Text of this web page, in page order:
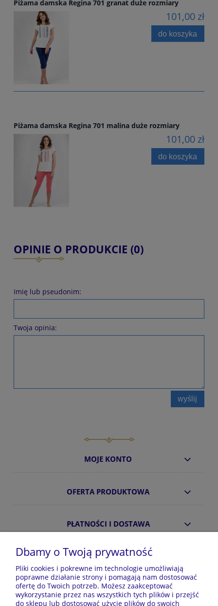
Piżama damska Regina 701 granat duże rozmiary
101,00 zł
do koszyka
Piżama damska Regina 701 malina duże rozmiary
101,00 zł
do koszyka
OPINIE O PRODUKCIE (0)
Imię lub pseudonim:
Twoja opinia:
wyślij
MOJE KONTO
OFERTA PRODUKTOWA
PŁATNOŚCI I DOSTAWA
INFORMACJE
O NAS
Dbamy o Twoją prywatność
Pliki cookies i pokrewne im technologie umożliwiają
poprawne działanie strony i pomagają nam dostosować
ofertę do Twoich potrzeb. Możesz zaakceptować
wykorzystanie przez nas wszystkich tych plików i przejść
do sklepu lub dostosować użycie plików do swoich